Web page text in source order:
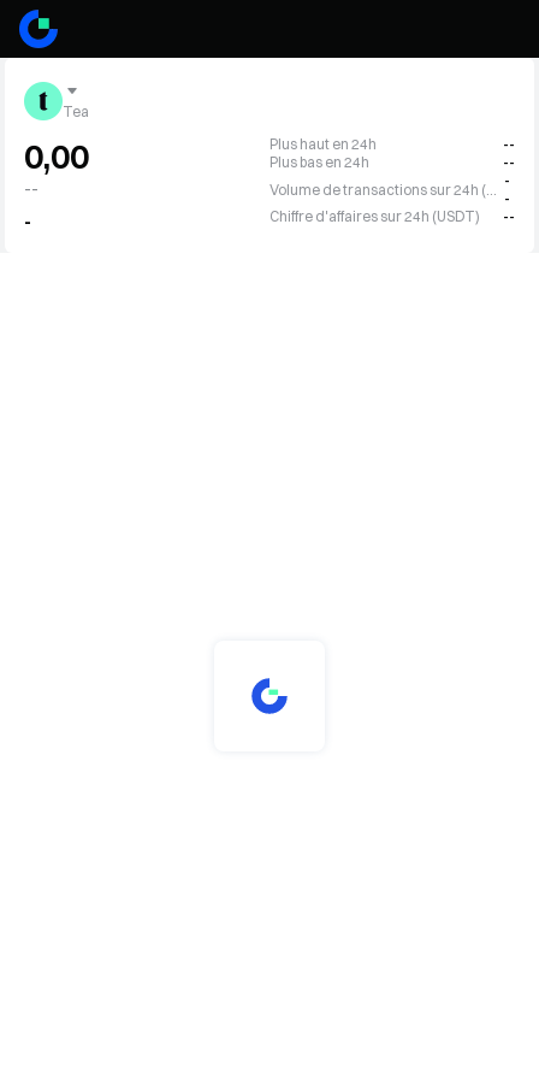
Tea
0,00
--
-
Plus haut en 24h
--
Plus bas en 24h
--
-
-
Chiffre d'affaires sur 24h (USDT)
--